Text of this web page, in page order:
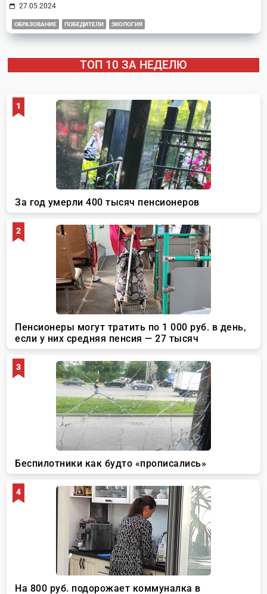
27.05.2024
ОБРАЗОВАНИЕ ПОБЕДИТЕЛИ ЭКОЛОГИЯ
ТОП 10 ЗА НЕДЕЛЮ